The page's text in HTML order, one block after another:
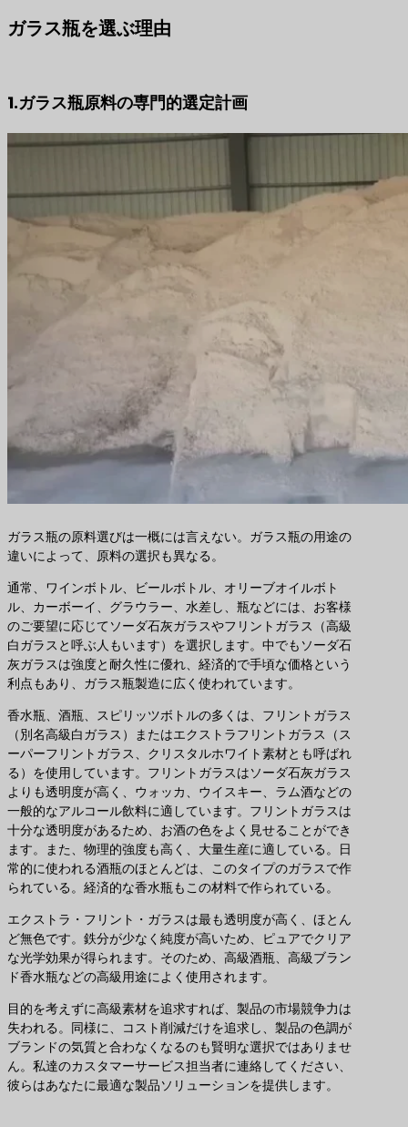
ガラス瓶を選ぶ理由
1.ガラス瓶原料の専門的選定計画
ガラス瓶の原料選びは一概には言えない。ガラス瓶の用途の
違いによって、原料の選択も異なる。
通常、ワインボトル、ビールボトル、オリーブオイルボト
ル、カーボーイ、グラウラー、水差し、瓶などには、お客様
のご要望に応じてソーダ石灰ガラスやフリントガラス（高級
白ガラスと呼ぶ人もいます）を選択します。中でもソーダ石
灰ガラスは強度と耐久性に優れ、経済的で手頃な価格という
利点もあり、ガラス瓶製造に広く使われています。
香水瓶、酒瓶、スピリッツボトルの多くは、フリントガラス
（別名高級白ガラス）またはエクストラフリントガラス（ス
ーパーフリントガラス、クリスタルホワイト素材とも呼ばれ
る）を使用しています。フリントガラスはソーダ石灰ガラス
よりも透明度が高く、ウォッカ、ウイスキー、ラム酒などの
一般的なアルコール飲料に適しています。フリントガラスは
十分な透明度があるため、お酒の色をよく見せることができ
ます。また、物理的強度も高く、大量生産に適している。日
常的に使われる酒瓶のほとんどは、このタイプのガラスで作
られている。経済的な香水瓶もこの材料で作られている。
エクストラ・フリント・ガラスは最も透明度が高く、ほとん
ど無色です。鉄分が少なく純度が高いため、ピュアでクリア
な光学効果が得られます。そのため、高級酒瓶、高級ブラン
ド香水瓶などの高級用途によく使用されます。
目的を考えずに高級素材を追求すれば、製品の市場競争力は
失われる。同様に、コスト削減だけを追求し、製品の色調が
ブランドの気質と合わなくなるのも賢明な選択ではありませ
ん。私達のカスタマーサービス担当者に連絡してください、
彼らはあなたに最適な製品ソリューションを提供します。